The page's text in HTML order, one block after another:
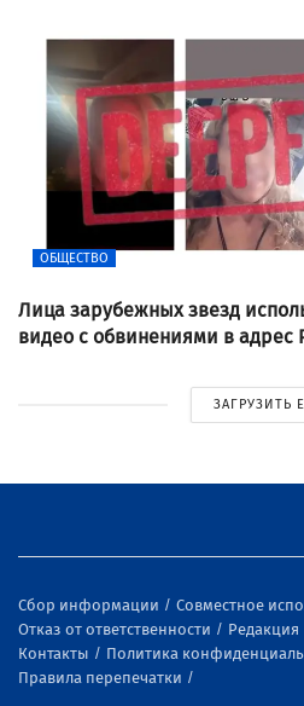
ОБЩЕСТВО
Лица зарубежных звезд
видео с обвинениями в адрес
ЗАГРУЗИТЬ
Сбор информации
Совместное
Отказ от ответственности
Редакция
Контакты
Политика
Правила перепечатки